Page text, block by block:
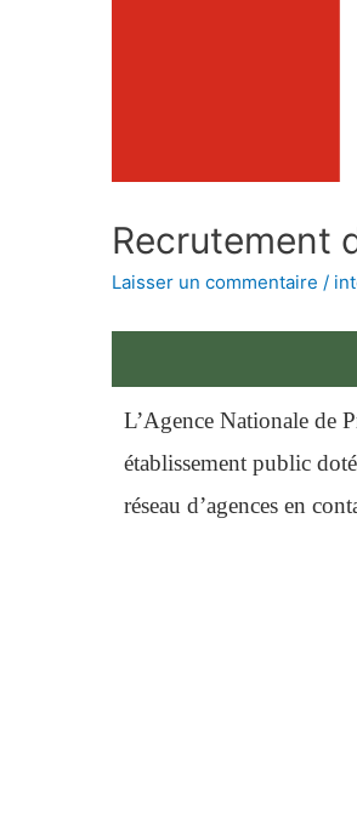
Recrutement
Laisser un commentaire /
L’Agence Nationale de
établissement public
réseau d’agences en